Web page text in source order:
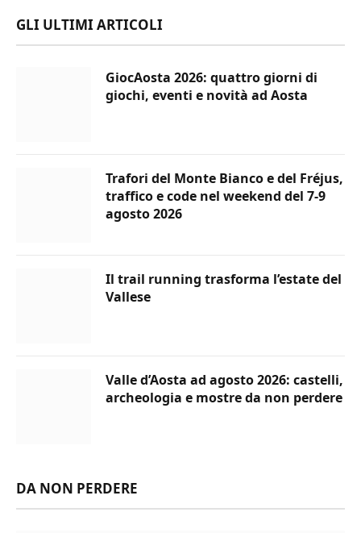
GLI ULTIMI ARTICOLI
GiocAosta 2026: quattro giorni di
giochi, eventi e novità ad Aosta
Trafori del Monte Bianco e del Fréjus,
traffico e code nel weekend del 7-9
agosto 2026
Il trail running trasforma l’estate del
Vallese
Valle d’Aosta ad agosto 2026: castelli,
archeologia e mostre da non perdere
DA NON PERDERE